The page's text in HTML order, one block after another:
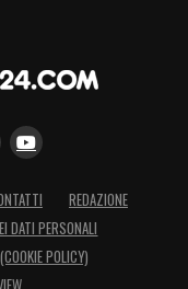
REDAZIONE
DATI PERSONALI
POLICY)